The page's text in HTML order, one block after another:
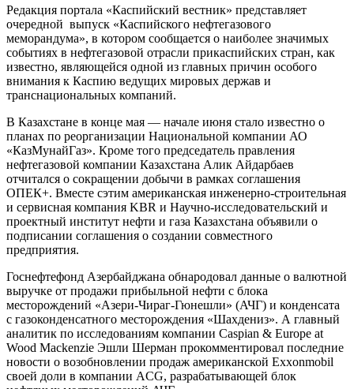
Редакция портала «Каспийский вестник» представляет
очередной выпуск «Каспийского нефтегазового
меморандума», в котором сообщается о наиболее значимых
событиях в нефтегазовой отрасли прикаспийских стран, как
известно, являющейся одной из главных причин особого
внимания к Каспию ведущих мировых держав и
транснациональных компаний.
В Казахстане в конце мая — начале июня стало известно о
планах по реорганизации Национальной компании АО
«КазМунайГаз». Кроме того председатель правления
нефтегазовой компании Казахстана Алик Айдарбаев
отчитался о сокращении добычи в рамках соглашения
ОПЕК+. Вместе сэтим американская инженерно-строительная
и сервисная компания KBR и Научно-исследовательский и
проектный институт нефти и газа Казахстана объявили о
подписании соглашения о создании совместного
предприятия.
Госнефтефонд Азербайджана обнародовал данные о валютной
выручке от продажи прибыльной нефти с блока
месторождений «Азери-Чираг-Гюнешли» (АЧГ) и конденсата
с газоконденсатного месторождения «Шахдениз». А главный
аналитик по исследованиям компании Caspian & Europe at
Wood Mackenzie Эшли Шерман прокомментировал последние
новости о возобновлении продаж американской Exxonmobil
своей доли в компании ACG, разрабатывающей блок